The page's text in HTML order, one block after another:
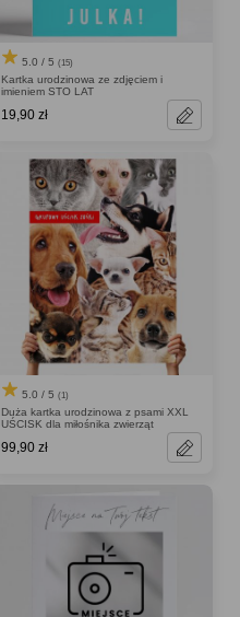
5.0 / 5 (15)
Kartka urodzinowa ze zdjęciem i
imieniem STO LAT
19,90 zł
5.0 / 5 (1)
Duża kartka urodzinowa z psami XXL
UŚCISK dla miłośnika zwierząt
99,90 zł